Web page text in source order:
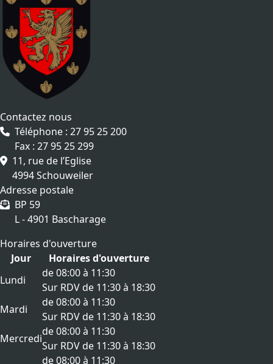
Contactez nous
Téléphone : 27 95 25 200
Fax : 27 95 25 299
11, rue de l’Eglise
4994 Schouweiler
Adresse postale
BP 59
L - 4901 Bascharage
Horaires d'ouverture
Jour
Horaires d'ouverture
Lundi
de 08:00 à 11:30
Sur RDV de 11:30 à 18:30
Mardi
de 08:00 à 11:30
Sur RDV de 11:30 à 18:30
Mercredi
de 08:00 à 11:30
Sur RDV de 11:30 à 18:30
de 08:00 à 11:30